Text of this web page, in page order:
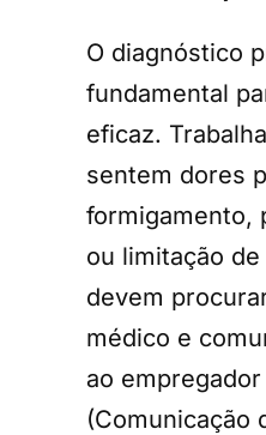
O diagnóstico
fundamental
eficaz.
sentem dores
formigamento,
ou limitação
devem
médico e
ao
(Comunicação